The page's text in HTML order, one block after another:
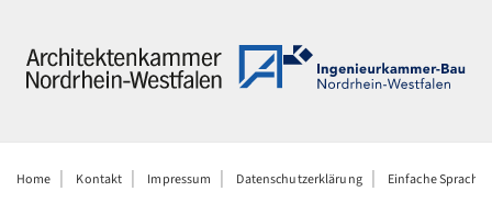
Home Kontakt Impressum Datenschutzerklärung Einfache Sprache